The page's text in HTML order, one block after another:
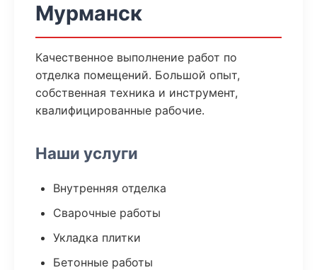
Мурманск
Качественное выполнение работ по
отделка помещений. Большой опыт,
собственная техника и инструмент,
квалифицированные рабочие.
Наши услуги
Внутренняя отделка
Сварочные работы
Укладка плитки
Бетонные работы